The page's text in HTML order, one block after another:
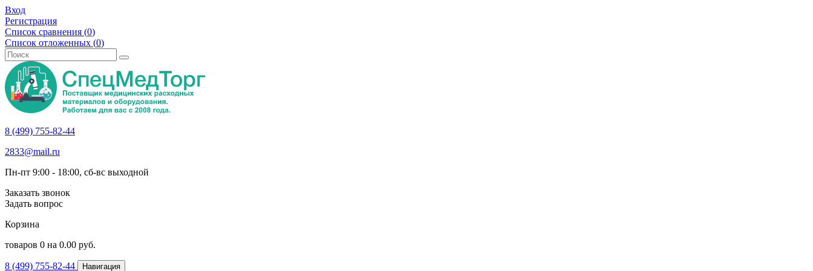
Вход
Регистрация
Список сравнения (0)
Список отложенных (0)
8 (499) 755-82-44
2833@mail.ru
Пн-пт 9:00 - 18:00, сб-вс выходной
Заказать звонок
Задать вопрос
Корзина
товаров 0 на 0.00 руб.
8 (499) 755-82-44 Навигация